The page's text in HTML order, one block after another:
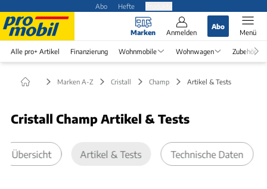
Abo Hefte
Marken Anmelden
Abo
Menü
Alle pro+ Artikel Finanzierung Wohnmobile Wohnwagen Zubehör
Marken A-Z Cristall Champ Artikel & Tests
Cristall Champ Artikel & Tests
Übersicht Artikel & Tests Technische Daten